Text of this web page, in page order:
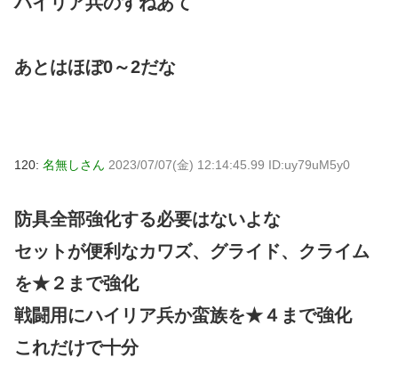
あとはほぼ0～2だな
120: 名無しさん 2023/07/07(金) 12:14:45.99 ID:uy79uM5y0
防具全部強化する必要はないよな
セットが便利なカワズ、グライド、クライム
を★２まで強化
戦闘用にハイリア兵か蛮族を★４まで強化
これだけで十分